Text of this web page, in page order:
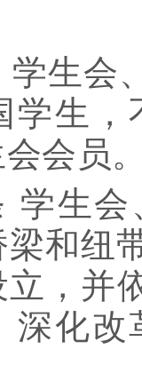
学生会
学生
会员
学生
梁和纽
， 并
深化改